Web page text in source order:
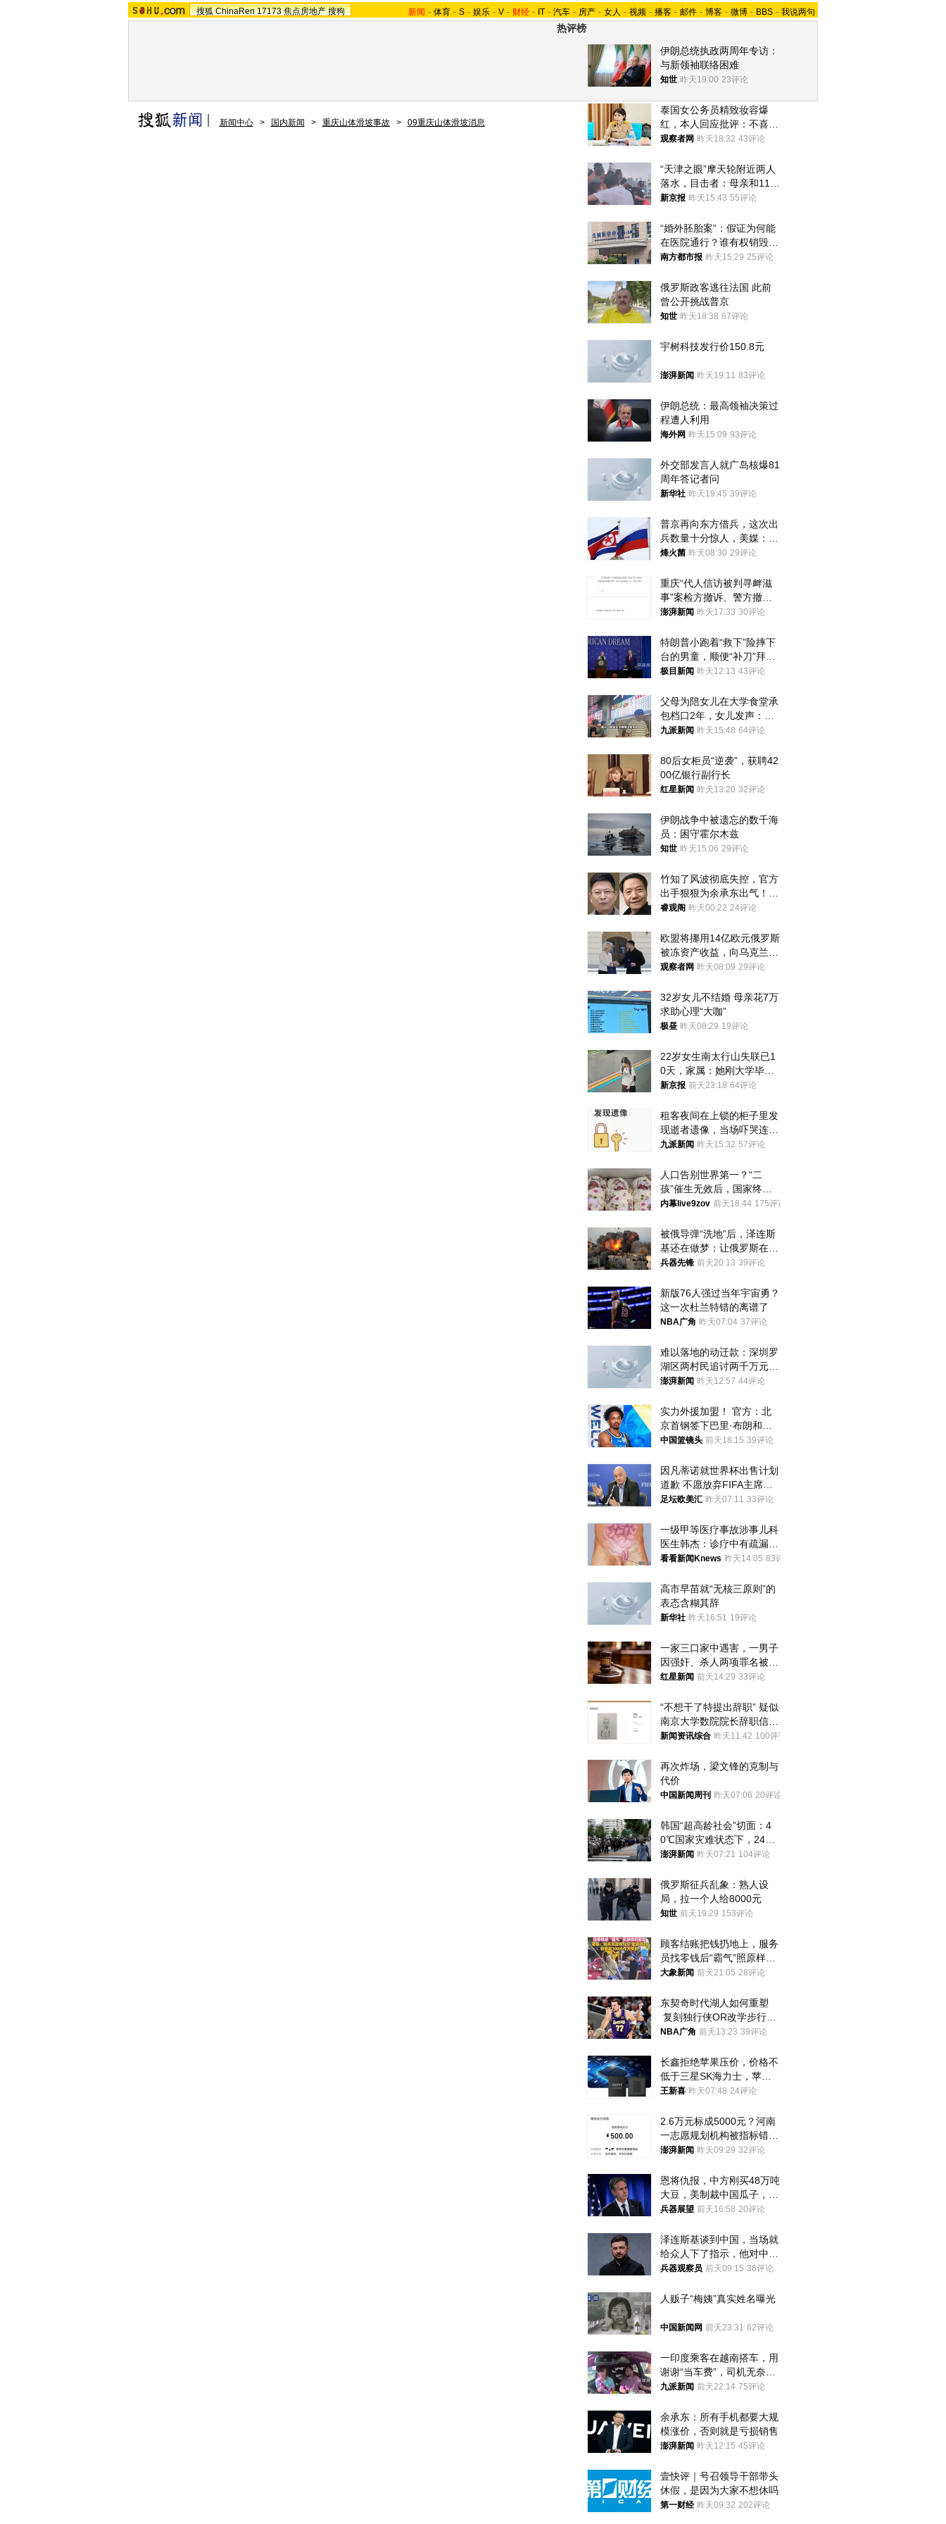
搜狐 ChinaRen 17173 焦点房地产 搜狗 新闻 - 体育 - S - 娱乐 - V - 财经 - IT - 汽车 - 房产 - 女人 - 视频 - 播客 - 邮件 - 博客 - 微博 - BBS - 我说两句
热评榜
伊朗总统执政两周年专访：
与新领袖联络困难
知世 昨天19:00 23评论
泰国女公务员精致妆容爆
红，本人回应批评：不喜欢
就别看
观察者网 昨天18:32 43评论
“天津之眼”摩天轮附近两人
落水，目击者：母亲和11岁
儿子先后被打捞上岸
新京报 昨天15:43 55评论
“婚外胚胎案”：假证为何能
在医院通行？谁有权销毁胚
胎？
南方都市报 昨天15:29 25评论
俄罗斯政客逃往法国 此前
曾公开挑战普京
知世 昨天18:38 67评论
宇树科技发行价150.8元
澎湃新闻 昨天19:11 83评论
伊朗总统：最高领袖决策过
程遭人利用
海外网 昨天15:09 93评论
外交部发言人就广岛核爆81
周年答记者问
新华社 昨天19:45 39评论
普京再向东方借兵，这次出
兵数量十分惊人，美媒：俄
朝要动真格？
烽火菌 昨天08:30 29评论
重庆“代人信访被判寻衅滋
事”案检方撤诉、警方撤
案，两被告人获国赔
澎湃新闻 昨天17:33 30评论
特朗普小跑着“救下”险摔下
台的男童，顺便“补刀”拜
登：“我可不想他像拜登一
极目新闻 昨天12:13 43评论
父母为陪女儿在大学食堂承
包档口2年，女儿发声：初
衷是为了陪伴，毕业后将不
九派新闻 昨天15:48 64评论
80后女柜员“逆袭”，获聘42
00亿银行副行长
红星新闻 昨天13:20 32评论
伊朗战争中被遗忘的数千海
员：困守霍尔木兹
知世 昨天15:06 29评论
竹知了风波彻底失控，官方
出手狠狠为余承东出气！雷
军果然没说错
睿观阁 昨天00:22 24评论
欧盟将挪用14亿欧元俄罗斯
被冻资产收益，向乌克兰提
供援助
观察者网 昨天08:09 29评论
32岁女儿不结婚 母亲花7万
求助心理“大咖”
极昼 昨天08:29 19评论
22岁女生南太行山失联已1
0天，家属：她刚大学毕业
想到山里旅行
新京报 前天23:18 64评论
租客夜间在上锁的柜子里发
现逝者遗像，当场吓哭连夜
搬离，房东退还押金
九派新闻 昨天15:32 57评论
人口告别世界第一？“二
孩”催生无效后，国家终于
向住房出手了！
内幕live9zov 前天18:44 175评论
被俄导弹“洗地”后，泽连斯
基还在做梦：让俄罗斯在冬
季前求和？
兵器先锋 前天20:13 39评论
新版76人强过当年宇宙勇？
这一次杜兰特错的离谱了
NBA广角 昨天07:04 37评论
难以落地的动迁款：深圳罗
湖区两村民追讨两千万元动
迁款八年未果
澎湃新闻 昨天12:57 44评论
实力外援加盟！ 官方：北
京首钢签下巴里·布朗和桑
普森
中国篮镜头 前天18:15 39评论
因凡蒂诺就世界杯出售计划
道歉 不愿放弃FIFA主席职
位
足坛欧美汇 昨天07:11 33评论
一级甲等医疗事故涉事儿科
医生韩杰：诊疗中有疏漏，
我认错，但不能认罪
看看新闻Knews 昨天14:05 83评论
高市早苗就“无核三原则”的
表态含糊其辞
新华社 昨天16:51 19评论
一家三口家中遇害，一男子
因强奸、杀人两项罪名被判
死缓 最高检介入后改判无
红星新闻 前天14:29 33评论
“不想干了特提出辞职” 疑似
南京大学数院院长辞职信流
传 院方回应
新闻资讯综合 昨天11:42 100评论
再次炸场，梁文锋的克制与
代价
中国新闻周刊 昨天07:06 20评论
韩国“超高龄社会”切面：4
0℃国家灾难状态下，2400
名首尔老人还在巷子里收废
澎湃新闻 昨天07:21 104评论
俄罗斯征兵乱象：熟人设
局，拉一个人给8000元
知世 前天19:29 153评论
顾客结账把钱扔地上，服务
员找零钱后“霸气”照原样扔
回去
大象新闻 前天21:05 28评论
东契奇时代湖人如何重塑
复刻独行侠OR改学步行
者？
NBA广角 前天13:23 39评论
长鑫拒绝苹果压价，价格不
低于三星SK海力士，苹果
失去了议价权
王新喜 昨天07:48 24评论
2.6万元标成5000元？河南
一志愿规划机构被指标错学
费致考生复读
澎湃新闻 昨天09:29 32评论
恩将仇报，中方刚买48万吨
大豆，美制裁中国瓜子，布
林肯措辞变了
兵器展望 前天16:58 20评论
泽连斯基谈到中国，当场就
给众人下了指示，他对中国
和中乌关系，显然又有了新
兵器观察员 前天09:15 36评论
人贩子“梅姨”真实姓名曝光
中国新闻网 前天23:31 62评论
一印度乘客在越南搭车，用
谢谢“当车费”，司机无奈发
笑；印度网友：不代表印度
九派新闻 前天22:14 75评论
余承东：所有手机都要大规
模涨价，否则就是亏损销售
澎湃新闻 昨天12:15 45评论
壹快评｜号召领导干部带头
休假，是因为大家不想休吗
第一财经 昨天09:32 202评论
新闻中心 > 国内新闻 > 重庆山体滑坡事故 > 09重庆山体滑坡消息